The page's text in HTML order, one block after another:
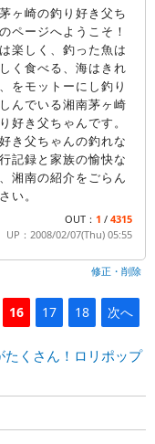
ヶ崎の釣り好き父ち
ページへようこそ！
楽しく、釣った魚は
く食べる、海はきれ
をモットーにし釣り
んでいる湘南茅ヶ崎
好き父ちゃんです。
き父ちゃんの釣れな
記録と家族の愉快な
湘南の紹介をごらん
い。
OUT： 1 / 4315
UP：2008/02/07(Thu) 05:55
修正・削除
16 17 18 次へ
たくさん！ロリポップ